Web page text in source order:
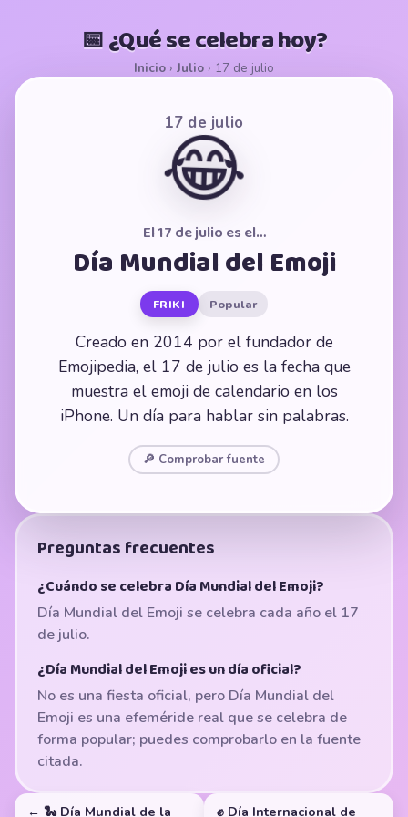
📅 ¿Qué se celebra hoy?
Inicio › Julio › 17 de julio
17 de julio
😂
El 17 de julio es el…
Día Mundial del Emoji
FRIKI Popular
Creado en 2014 por el fundador de
Emojipedia, el 17 de julio es la fecha que
muestra el emoji de calendario en los
iPhone. Un día para hablar sin palabras.
🔎 Comprobar fuente
Preguntas frecuentes
¿Cuándo se celebra Día Mundial del Emoji?
Día Mundial del Emoji se celebra cada año el 17
de julio.
¿Día Mundial del Emoji es un día oficial?
No es una fiesta oficial, pero Día Mundial del
Emoji es una efeméride real que se celebra de
forma popular; puedes comprobarlo en la fuente
citada.
← 🐍 Día Mundial de la ✊ Día Internacional de